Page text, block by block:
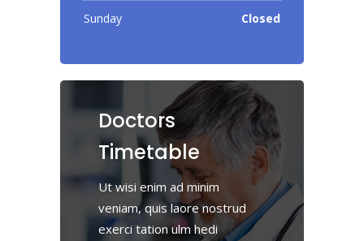
Sunday Closed
Doctors
Timetable
Ut wisi enim ad minim
veniam, quis laore nostrud
exerci tation ulm hedi